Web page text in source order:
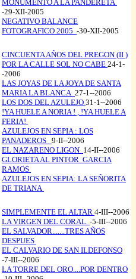
MONUMENTO A LA PANDERETA
-29-XII-2005
NEGATIVO BALANCE
FOTOGRAFICO 2005 -30-XII-2005
CINCUENTA AÑOS DEL PREGON (II )
POR LA CALLE SOL NO CABE 24-1-
-2006
LAS JOYAS DE LA JOYA DE SANTA
MARIA LA BLANCA 27-1--2006
LOS DOS DEL AZULEJO 31-1--2006
!YA HUELE A NORIA ! , !YA HUELE A
FERIA!
AZULEJOS EN SEPIA : LOS
PANADEROS 9-II--2006
EL NAZARENO LIGON 14-II--2006
GLORIETA AL PINTOR GARCIA
RAMOS
AZULEJOS EN SEPIA: LA SEÑORITA
DE TRIANA
SIMPLEMENTE EL ALTAR 4-III--2006
LA VIRGEN DEL CORAL -5-III--2006
EL SALVADOR.......TRES AÑOS
DESPUES
EL CALVARIO DE SAN ILDEFONSO
-7-III--2006
LA TORRE DEL ORO....POR DENTRO